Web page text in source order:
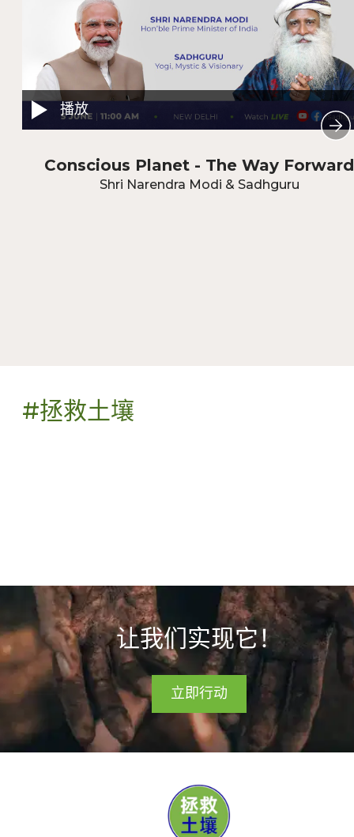
播放
Conscious Planet - The Way Forward
Shri Narendra Modi & Sadhguru
#拯救土壤
让我们实现它！
立即行动